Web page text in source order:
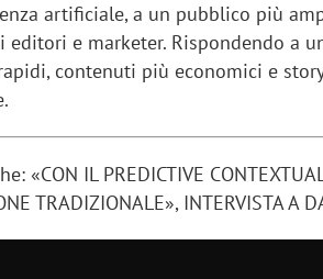
artificiale, a un pubblico più
editori e marketer. Rispondendo a
contenuti più economici e
«CON IL PREDICTIVE
TRADIZIONALE», INTERVISTA A